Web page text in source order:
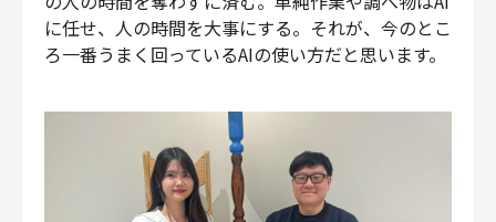
に任せ、人の時間を大事にする。それが、今のとこ
ろ一番うまく回っているAIの使い方だと思います。